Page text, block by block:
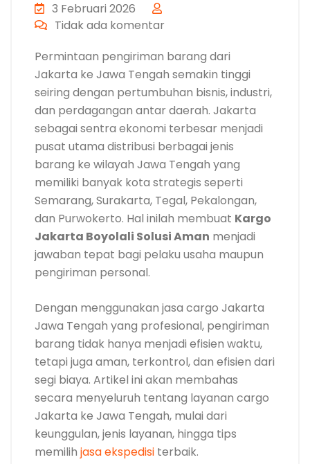
3 Februari 2026
Tidak ada komentar
Permintaan pengiriman barang dari
Jakarta ke Jawa Tengah semakin tinggi
seiring dengan pertumbuhan bisnis, industri,
dan perdagangan antar daerah. Jakarta
sebagai sentra ekonomi terbesar menjadi
pusat utama distribusi berbagai jenis
barang ke wilayah Jawa Tengah yang
memiliki banyak kota strategis seperti
Semarang, Surakarta, Tegal, Pekalongan,
dan Purwokerto. Hal inilah membuat Kargo
Jakarta Boyolali Solusi Aman menjadi
jawaban tepat bagi pelaku usaha maupun
pengiriman personal.
Dengan menggunakan jasa cargo Jakarta
Jawa Tengah yang profesional, pengiriman
barang tidak hanya menjadi efisien waktu,
tetapi juga aman, terkontrol, dan efisien dari
segi biaya. Artikel ini akan membahas
secara menyeluruh tentang layanan cargo
Jakarta ke Jawa Tengah, mulai dari
keunggulan, jenis layanan, hingga tips
memilih jasa ekspedisi terbaik.